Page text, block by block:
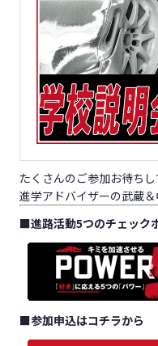
たくさんのご参加お待ち
進学アドバイザーの武蔵＆
■進路活動5つのチェック
■参加申込はコチラから